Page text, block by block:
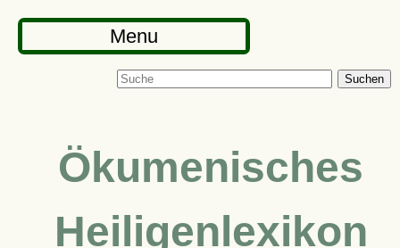
Menu
Suchen
Ökumenisches
Heiligenlexikon